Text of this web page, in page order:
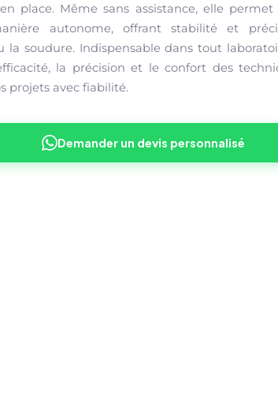
place. Même sans assistance, elle
autonome, offrant stabilité et
la soudure. Indispensable dans tout
la précision et le confort des
projets avec fiabilité.
Demander un devis personnalisé